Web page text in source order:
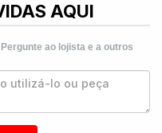
AQUI
ao lojista e a outros